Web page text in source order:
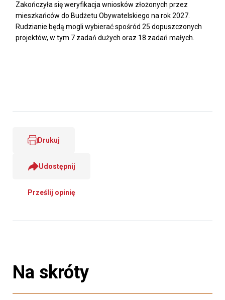
Zakończyła się weryfikacja wniosków złożonych przez
mieszkańców do Budżetu Obywatelskiego na rok 2027.
Rudzianie będą mogli wybierać spośród 25 dopuszczonych
projektów, w tym 7 zadań dużych oraz 18 zadań małych.
Drukuj
Udostępnij
Prześlij opinię
Na skróty